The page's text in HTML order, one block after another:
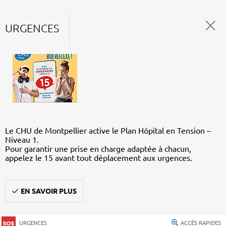
URGENCES
Le CHU de Montpellier active le Plan Hôpital en Tension –
Niveau 1.
Pour garantir une prise en charge adaptée à chacun,
appelez le 15 avant tout déplacement aux urgences.
EN SAVOIR PLUS
URGENCES ACCÈS RAPIDES